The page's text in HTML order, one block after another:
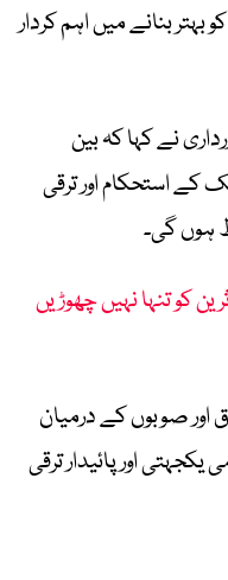
بنانے میں اہم کردار
نے کہا کہ بین
کے استحکام اور ترقی
ہوں گی۔
کو تنہا نہیں چھوڑیں
اور صوبوں کے درمیان
یکجہتی اور پائیدار ترقی